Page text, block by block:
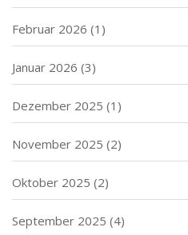
Februar 2026 (1)
Januar 2026 (3)
Dezember 2025 (1)
November 2025 (2)
Oktober 2025 (2)
September 2025 (4)